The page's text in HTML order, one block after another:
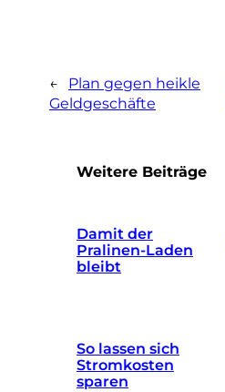
←
Plan gegen heikle
Geldgeschäfte
Weitere Beiträge
Damit der
Pralinen-Laden
bleibt
So lassen sich
Stromkosten
sparen